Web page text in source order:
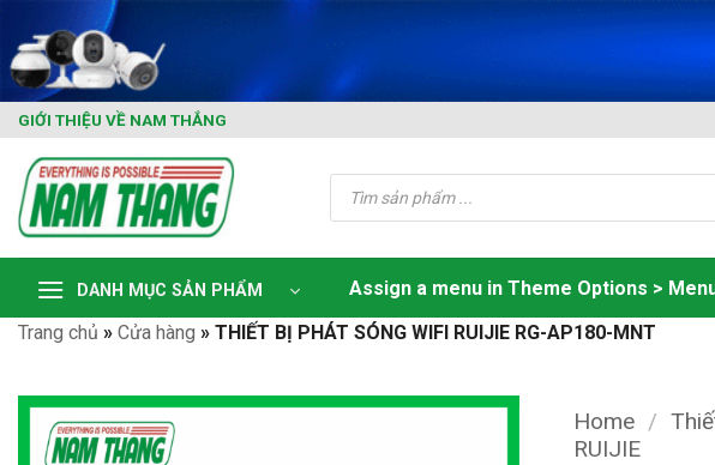
content
GIỚI THIỆU VỀ NAM THẮNG
Tìm
kiếm
phẩm
DANH MỤC SẢN PHẨM Assign a menu in Theme Options >
Trang chủ » Cửa hàng » THIẾT BỊ PHÁT SÓNG WIFI RUIJIE RG-AP180-MNT
Home /
RUIJIE